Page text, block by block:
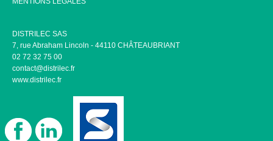
DISTRILEC SAS
7, rue Abraham Lincoln - 44110 CHÂTEAUBRIANT
02 72 32 75 00
contact@distrilec.fr
www.distrilec.fr